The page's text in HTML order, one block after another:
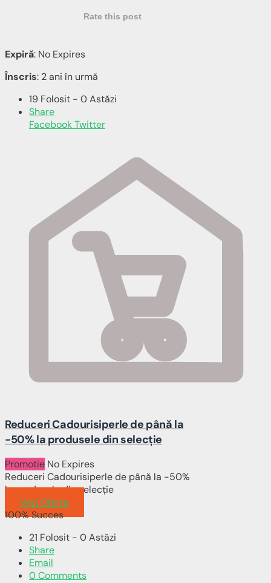
Rate this post
Expiră: No Expires
Înscris: 2 ani în urmă
19 Folosit - 0 Astăzi
Share
FacebookTwitter
Reduceri Cadourisiperle de până la
-50% la produsele din selecție
Promotie No Expires
Reduceri Cadourisiperle de până la -50%
la produsele din selecție
Vezi Oferta
100% Succes
21 Folosit - 0 Astăzi
Share
Email
0 Comments